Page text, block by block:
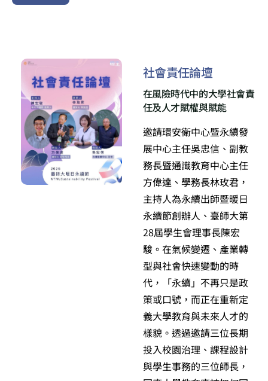
社會責任論壇
在風險時代中的大學社會責
任及人才賦權與賦能
邀請環安衛中心暨永續發
展中心主任吳忠信、副教
務長暨通識教育中心主任
方偉達、學務長林玫君，
主持人為永續出師暨暖日
永續節創辦人、臺師大第
28屆學生會理事長陳宏
駿。在氣候變遷、產業轉
型與社會快速變動的時
代，「永續」不再只是政
策或口號，而正在重新定
義大學教育與未來人才的
樣貌。透過邀請三位長期
投入校園治理、課程設計
與學生事務的三位師長，